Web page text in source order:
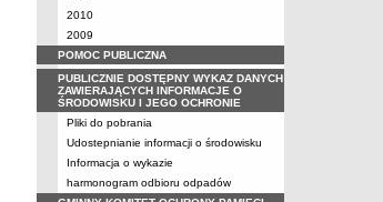
2010
2009
POMOC PUBLICZNA
PUBLICZNIE DOSTĘPNY WYKAZ DANYCH
ZAWIERAJĄCYCH INFORMACJE O
ŚRODOWISKU I JEGO OCHRONIE
Pliki do pobrania
Udostepnianie informacji o środowisku
Informacja o wykazie
harmonogram odbioru odpadów